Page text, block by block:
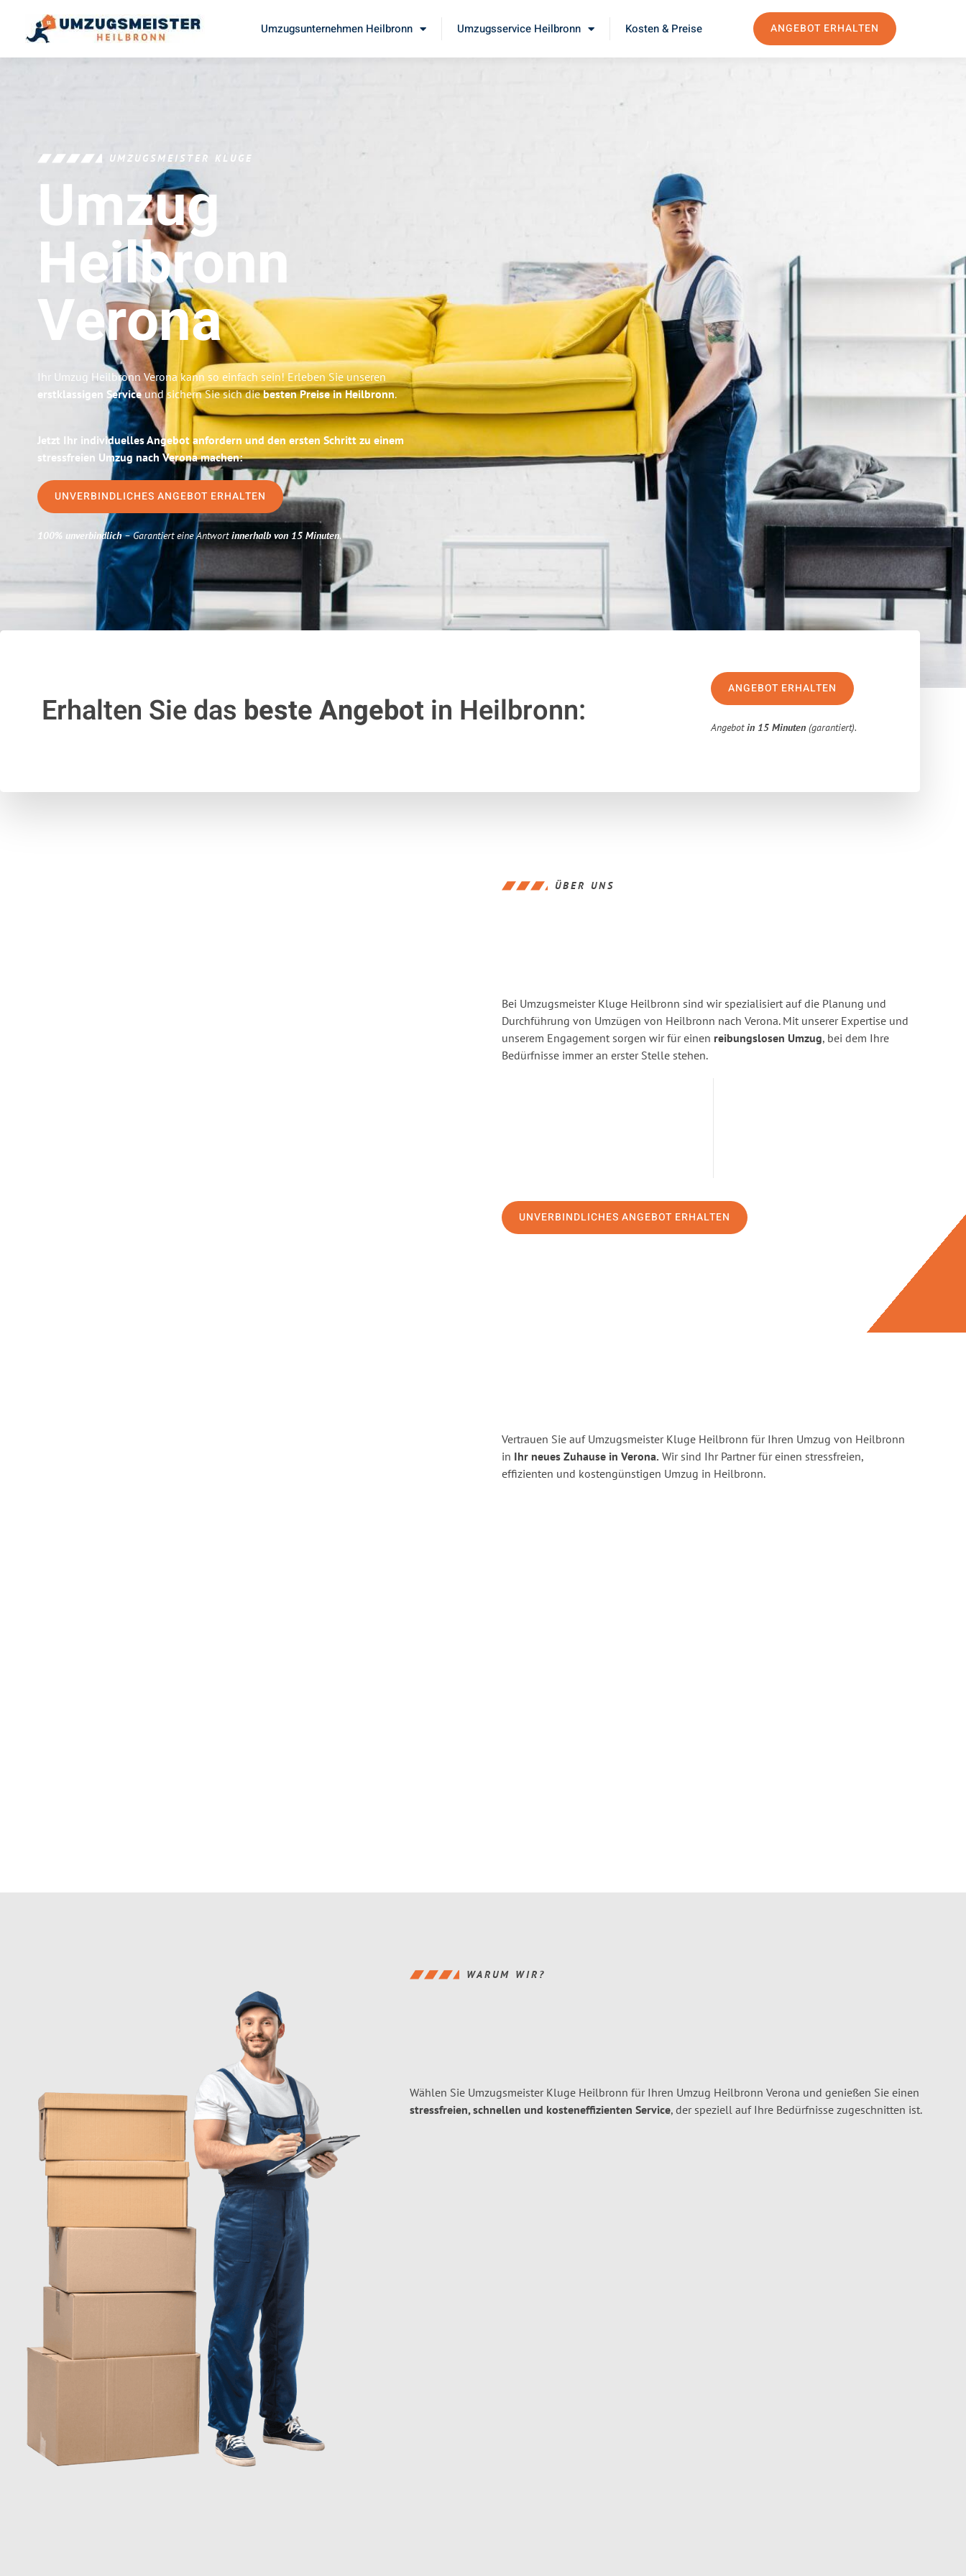
Umzugsunternehmen Heilbronn Umzugsservice Heilbronn Kosten & Preise ANGEBOT ERHALTEN
UMZUGSMEISTER KLUGE
Umzug
Heilbronn
Verona
Ihr Umzug Heilbronn Verona kann so einfach sein! Erleben Sie unseren
erstklassigen Serviceund sichern Sie sich diebesten Preise in Heilbronn.
Jetzt Ihr individuelles Angebot anfordern und den ersten Schritt zu einem
stressfreien Umzug nach Verona machen:
UNVERBINDLICHES ANGEBOT ERHALTEN
100% unverbindlich– Garantiert eine Antwortinnerhalb von 15 Minuten.
Erhalten Sie das beste Angebotin Heilbronn:
ANGEBOT ERHALTEN
Angebotin 15 Minuten (garantiert).
ÜBER UNS
Bei Umzugsmeister Kluge Heilbronn sind wir spezialisiert auf die Planung und
Durchführung von Umzügen von Heilbronn nach Verona. Mit unserer Expertise und
unserem Engagement sorgen wir für einen reibungslosen Umzug, bei dem Ihre
Bedürfnisse immer an erster Stelle stehen.
UNVERBINDLICHES ANGEBOT ERHALTEN
Vertrauen Sie auf Umzugsmeister Kluge Heilbronn für Ihren Umzug von Heilbronn
in Ihr neues Zuhause in Verona. Wir sind Ihr Partner für einen stressfreien,
effizienten und kostengünstigen Umzug in Heilbronn.
WARUM WIR?
Wählen Sie Umzugsmeister Kluge Heilbronn für Ihren Umzug Heilbronn Verona und genießen Sie einen
stressfreien, schnellen und kosteneffizienten Service, der speziell auf Ihre Bedürfnisse zugeschnitten ist.